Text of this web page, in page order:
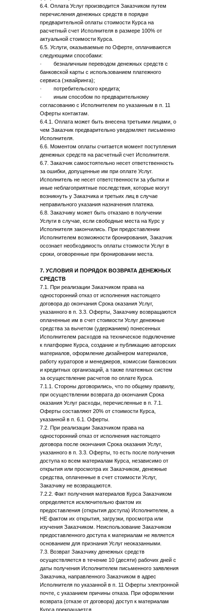
6.4. Оплата Услуг производится Заказчиком путем
перечисления денежных средств в порядке
предварительной оплаты стоимости Курса на
расчетный счет Исполнителя в размере 100% от
актуальной стоимости Курса.
6.5. Услуги, оказываемые по Оферте, оплачиваются
следующими способами:
· безналичным переводом денежных средств с
банковской карты с использованием платежного
сервиса (эквайринга);
· потребительского кредита;
· иным способом по предварительному
согласованию с Исполнителем по указанным в п. 11
Оферты контактам.
6.4.1. Оплата может быть внесена третьими лицами, о
чем Заказчик предварительно уведомляет письменно
Исполнителя.
6.6. Моментом оплаты считается момент поступления
денежных средств на расчетный счет Исполнителя.
6.7. Заказчик самостоятельно несет ответственность
за ошибки, допущенные им при оплате Услуг.
Исполнитель не несет ответственности за убытки и
иные неблагоприятные последствия, которые могут
возникнуть у Заказчика и третьих лиц в случае
неправильного указания назначения платежа.
6.8. Заказчику может быть отказано в получении
Услуги в случае, если свободные места на Курс у
Исполнителя закончились. При предоставлении
Исполнителем возможности бронирования, Заказчик
осознает необходимость оплаты стоимости Услуг в
сроки, оговоренные при бронировании места.
7. УСЛОВИЯ И ПОРЯДОК ВОЗВРАТА ДЕНЕЖНЫХ
СРЕДСТВ
7.1. При реализации Заказчиком права на
односторонний отказ от исполнения настоящего
договора до окончания Срока оказания Услуг,
указанного в п. 3.3. Оферты, Заказчику возвращаются
оплаченные им в счет стоимости Услуг денежные
средства за вычетом (удержанием) понесенных
Исполнителем расходов на техническое подключение
к платформе Курса, создание и публикацию авторских
материалов, оформление дизайнером материалов,
работу кураторов и менеджеров, комиссии банковских
и кредитных организаций, а также платежных систем
за осуществление расчетов по оплате Курса.
7.1.1. Стороны договорились, что по общему правилу,
при осуществлении возврата до окончания Срока
оказания Услуг расходы, перечисленные в п. 7.1.
Оферты составляют 20% от стоимости Курса,
указанной в п. 6.1. Оферты.
7.2. При реализации Заказчиком права на
односторонний отказ от исполнения настоящего
договора после окончания Срока оказания Услуг,
указанного в п. 3.3. Оферты, то есть после получения
доступа ко всем материалам Курса, независимо от
открытия или просмотра их Заказчиком, денежные
средства, оплаченные в счет стоимости Услуг,
Заказчику не возвращаются.
7.2.2. Факт получения материалов Курса Заказчиком
определяется исключительно фактом их
предоставления (открытия доступа) Исполнителем, а
НЕ фактом их открытия, загрузки, просмотра или
изучения Заказчиком. Неиспользование Заказчиком
предоставленного доступа к материалам не является
основанием для признания Услуг неоказанными.
7.3. Возврат Заказчику денежных средств
осуществляется в течение 10 (десяти) рабочих дней с
даты получения Исполнителем письменного заявления
Заказчика, направленного Заказчиком в адрес
Исполнителя по указанной в п. 11 Оферты электронной
почте, с указанием причины отказа. При оформлении
возврата (отказе от договора) доступ к материалам
Курса прекращается.